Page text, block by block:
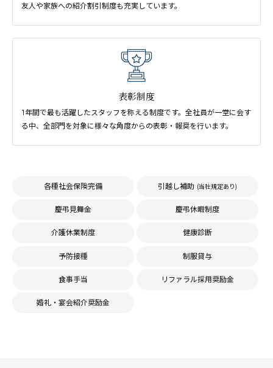
友人や家族への紹介割引制度も充実しています。
表彰制度
1年間で最も活躍したスタッフを称える制度です。全社員が一堂に会す
る中、全部門を対象に様々な角度からの表彰・報奨を行います。
各種社会保険完備 引越し補助 (当社規定あり)
慶弔見舞金 慶弔休暇制度
介護休業制度 健康診断
予防接種 制服貸与
食事手当 リファラル採用奨励金
婚礼・宴会紹介奨励金